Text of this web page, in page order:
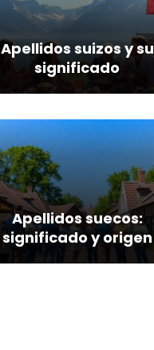
Apellidos suizos y su
significado
Apellidos suecos:
significado y origen